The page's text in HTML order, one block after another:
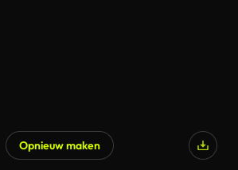
Opnieuw maken